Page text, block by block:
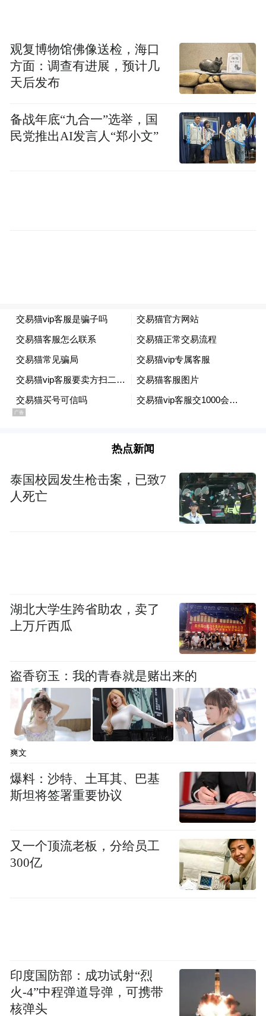
观复博物馆佛像送检，海口
方面：调查有进展，预计几
天后发布
备战年底“九合一”选举，国
民党推出AI发言人“郑小文”
热点新闻
泰国校园发生枪击案，已致7
人死亡
湖北大学生跨省助农，卖了
上万斤西瓜
盗香窃玉：我的青春就是赌出来的
爽文
爆料：沙特、土耳其、巴基
斯坦将签署重要协议
又一个顶流老板，分给员工
300亿
印度国防部：成功试射“烈
火-4”中程弹道导弹，可携带
核弹头